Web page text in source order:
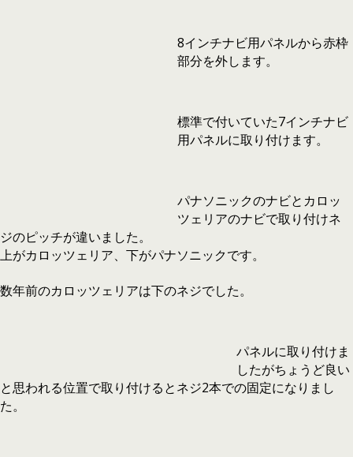
8インチナビ用パネルから赤枠
部分を外します。
標準で付いていた7インチナビ
用パネルに取り付けます。
パナソニックのナビとカロッ
ツェリアのナビで取り付けネ
ジのピッチが違いました。
上がカロッツェリア、下がパナソニックです。
数年前のカロッツェリアは下のネジでした。
パネルに取り付けま
したがちょうど良い
と思われる位置で取り付けるとネジ2本での固定になりまし
た。